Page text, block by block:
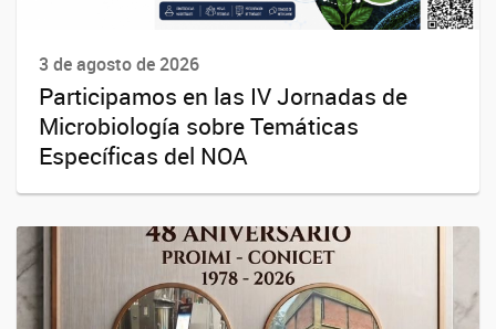
3 de agosto de 2026
Participamos en las IV Jornadas de
Microbiología sobre Temáticas
Específicas del NOA